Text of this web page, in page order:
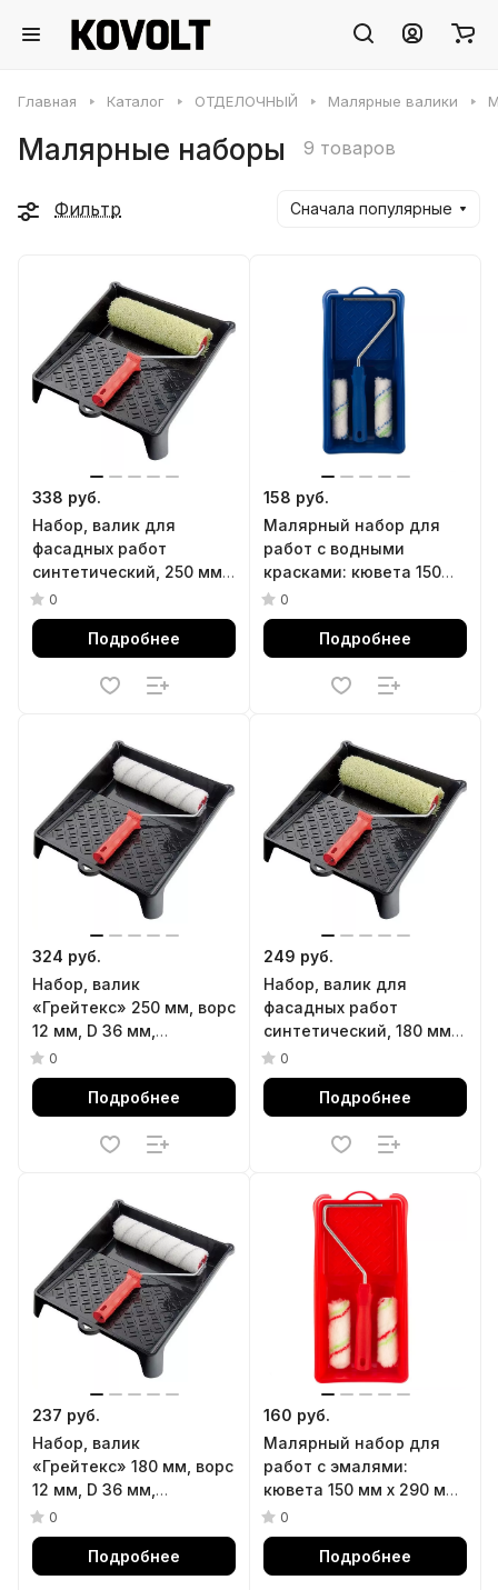
Главная Каталог ОТДЕЛОЧНЫЙ Малярные валики
Малярные наборы 9 товаров
Фильтр Сначала популярные
338 руб.
Набор, валик для
фасадных работ
синтетический, 250 мм,
ворс 18 мм, D 36 мм, РАС,
кювета 330 х 350 мм
0
Подробнее
158 руб.
Малярный набор для
работ с водными
красками: кювета 150
мм х 290 мм и мини-
валик 110 мм Сибртех
0
Подробнее
324 руб.
Набор, валик
«Грейтекс» 250 мм, ворс
12 мм, D 36 мм,
полиакрил, кювета 330
х 350 мм Matrix
0
Подробнее
249 руб.
Набор, валик для
фасадных работ
синтетический, 180 мм,
ворс 18 мм, D 36 мм, РАС,
кювета 260 х 320 мм
0
Подробнее
237 руб.
Набор, валик
«Грейтекс» 180 мм, ворс
12 мм, D 36 мм,
полиакрил, кювета 260
х 320 мм Matrix
0
Подробнее
160 руб.
Малярный набор для
работ с эмалями:
кювета 150 мм х 290 мм
и мини-валик 110 мм
Сибртех
0
Подробнее